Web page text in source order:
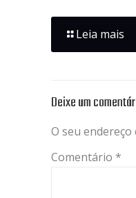
Leia mais
Deixe um
O seu
Comentário *